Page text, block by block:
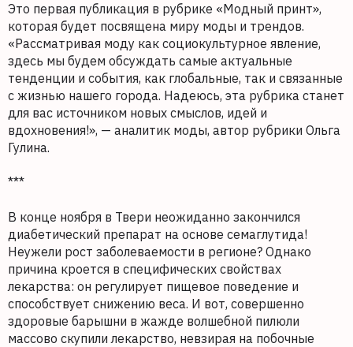
Это первая публикация в рубрике «Модный принт»,
которая будет посвящена миру моды и трендов.
«Рассматривая моду как социокультурное явление,
здесь мы будем обсуждать самые актуальные
тенденции и события, как глобальные, так и связанные
с жизнью нашего города. Надеюсь, эта рубрика станет
для вас источником новых смыслов, идей и
вдохновения!», — аналитик моды, автор рубрики Ольга
Гулина.
***
В конце ноября в Твери неожиданно закончился
диабетический препарат на основе семаглутида!
Неужели рост заболеваемости в регионе? Однако
причина кроется в специфических свойствах
лекарства: он регулирует пищевое поведение и
способствует снижению веса. И вот, совершенно
здоровые барышни в жажде волшебной пилюли
массово скупили лекарство, невзирая на побочные